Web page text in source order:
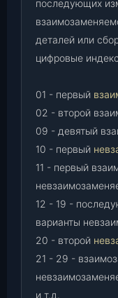
последующих
деталей или
цифровые
01 - первый
02 - второй
09 - девятый
10 - первый
11 - первый
12 - 19 -
варианты
20 - второй
21 - 29 -
и т.д.